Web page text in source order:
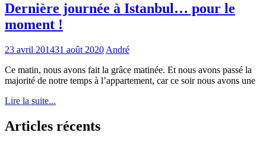
Dernière journée à Istanbul… pour le
moment !
23 avril 201431 août 2020 André
Ce matin, nous avons fait la grâce matinée. Et nous avons passé la
majorité de notre temps à l’appartement, car ce soir nous avons une
Lire la suite...
Articles récents